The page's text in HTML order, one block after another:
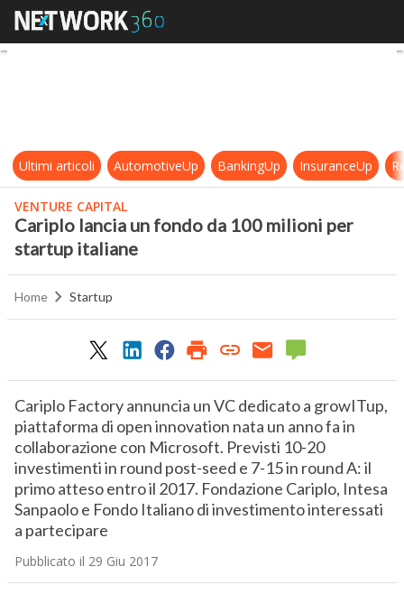
Cariplo lancia un fondo da 100
Ultimi articoli AutomotiveUp BankingUp InsuranceUp
VENTURE CAPITAL
Cariplo lancia un fondo da 100 milioni per
startup italiane
Home Startup
Cariplo Factory annuncia un VC dedicato a growITup,
piattaforma di open innovation nata un anno fa in
collaborazione con Microsoft. Previsti 10-20
investimenti in round post-seed e 7-15 in round A: il
primo atteso entro il 2017. Fondazione Cariplo, Intesa
Sanpaolo e Fondo Italiano di investimento interessati
a partecipare
Pubblicato il 29 Giu 2017